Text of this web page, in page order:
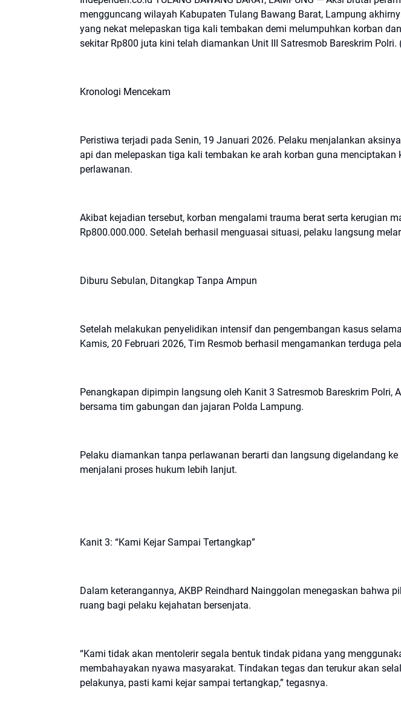
mengguncang wilayah Kabupaten Tulang Bawang Barat, Lampung
yang nekat melepaskan tiga kali tembakan demi melumpuhkan korban
sekitar Rp800 juta kini telah diamankan Unit III Satresmob Bareskrim
Kronologi Mencekam
Peristiwa terjadi pada Senin, 19 Januari 2026. Pelaku menjalankan
api dan melepaskan tiga kali tembakan ke arah korban guna
perlawanan.
Akibat kejadian tersebut, korban mengalami trauma berat serta kerugian
Rp800.000.000. Setelah berhasil menguasai situasi, pelaku langsung
Diburu Sebulan, Ditangkap Tanpa Ampun
Setelah melakukan penyelidikan intensif dan pengembangan kasus
Kamis, 20 Februari 2026, Tim Resmob berhasil mengamankan terduga
Penangkapan dipimpin langsung oleh Kanit 3 Satresmob Bareskrim Polri,
bersama tim gabungan dan jajaran Polda Lampung.
Pelaku diamankan tanpa perlawanan berarti dan langsung digelandang
menjalani proses hukum lebih lanjut.
Kanit 3: “Kami Kejar Sampai Tertangkap”
Dalam keterangannya, AKBP Reindhard Nainggolan menegaskan bahwa
ruang bagi pelaku kejahatan bersenjata.
“Kami tidak akan mentolerir segala bentuk tindak pidana yang
membahayakan nyawa masyarakat. Tindakan tegas dan terukur akan
pelakunya, pasti kami kejar sampai tertangkap,” tegasnya.